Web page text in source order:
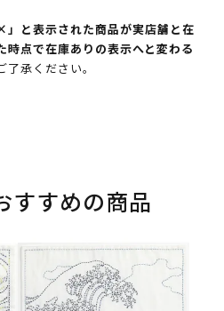
と表示された商品が実店舗と在
点で在庫ありの表示へと変わる
了承ください。
すすめの商品